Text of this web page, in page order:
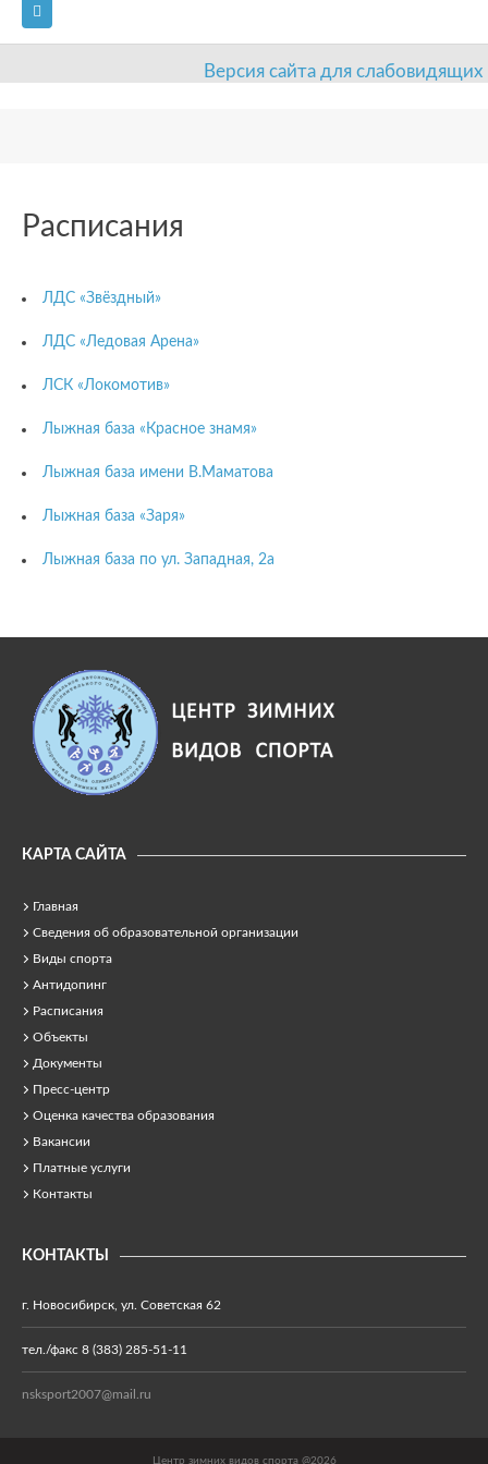
Версия сайта для слабовидящих
ВИДЫ СПОРТА АНТИДОПИНГ
ОЦЕНКА КАЧЕСТВА ОБРАЗОВАНИЯ
ПЛАТНЫЕ УСЛУГИ
Расписания
ЛДС «Звёздный»
ЛДС «Ледовая Арена»
ЛСК «Локомотив»
Лыжная база «Красное знамя»
Лыжная база имени В.Маматова
Лыжная база «Заря»
Лыжная база по ул. Западная, 2а
КАРТА САЙТА
Главная
Сведения об образовательной организации
Виды спорта
Антидопинг
Расписания
Объекты
Документы
Пресс-центр
Оценка качества образования
Вакансии
Платные услуги
Контакты
КОНТАКТЫ
г. Новосибирск, ул. Советская 62
тел./факс 8 (383) 285-51-11
nsksport2007@mail.ru
Центр зимних видов спорта @2026